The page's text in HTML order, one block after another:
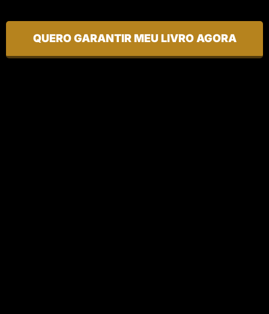
QUERO GARANTIR MEU LIVRO AGORA